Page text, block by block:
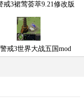
戒3裙莺荟萃9.21修改版
戒3世界大战五国mod